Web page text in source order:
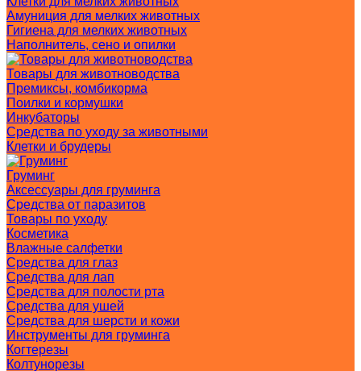
Амуниция для мелких животных
Гигиена для мелких животных
Наполнитель, сено и опилки
Товары для животноводства
Премиксы, комбикорма
Поилки и кормушки
Инкубаторы
Средства по уходу за животными
Клетки и брудеры
Груминг
Аксессуары для груминга
Средства от паразитов
Товары по уходу
Косметика
Влажные салфетки
Средства для глаз
Средства для лап
Средства для полости рта
Средства для ушей
Средства для шерсти и кожи
Инструменты для груминга
Когтерезы
Колтунорезы